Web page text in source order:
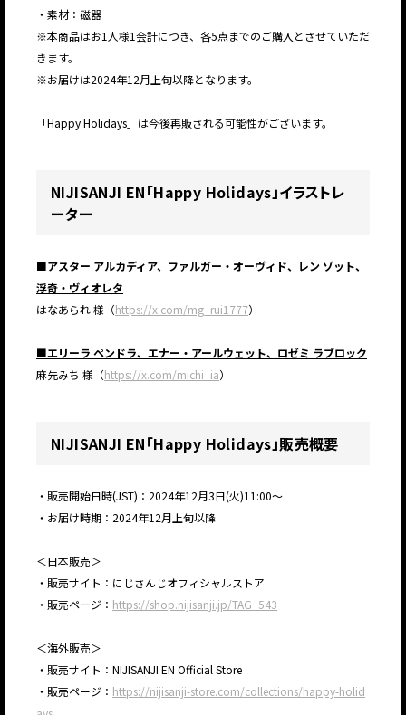
・素材：磁器
※本商品はお1人様1会計につき、各5点までのご購入とさせていただ
きます。
※お届けは2024年12月上旬以降となります。
「Happy Holidays」は今後再販される可能性がございます。
NIJISANJI EN「Happy Holidays」イラストレ
ーター
■アスター アルカディア、ファルガー・オーヴィド、レン ゾット、
浮奇・ヴィオレタ
はなあられ 様（https://x.com/mg_rui1777）
■エリーラ ペンドラ、エナー・アールウェット、ロゼミ ラブロック
麻先みち 様（https://x.com/michi_ia）
NIJISANJI EN「Happy Holidays」販売概要
・販売開始日時(JST)：2024年12月3日(火)11:00～
・お届け時期：2024年12月上旬以降
＜日本販売＞
・販売サイト：にじさんじオフィシャルストア
・販売ページ： https://shop.nijisanji.jp/TAG_543
＜海外販売＞
・販売サイト：NIJISANJI EN Official Store
・販売ページ： https://nijisanji-store.com/collections/happy-holid